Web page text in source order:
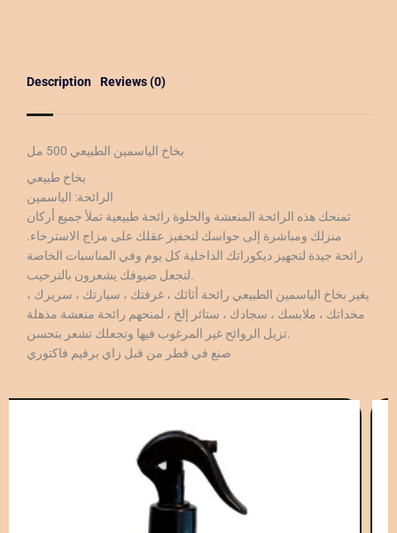
Description Reviews (0)
بخاخ الياسمين الطبيعي 500 مل
بخاخ طبيعي
الرائحة: الياسمين
تمنحك هذه الرائحة المنعشة والحلوة رائحة طبيعية تملأ جميع أركان
منزلك ومباشرة إلى حواسك لتحفيز عقلك على مزاج الاسترخاء.
رائحة جيدة لتجهيز ديكوراتك الداخلية كل يوم وفي المناسبات الخاصة
لتجعل ضيوفك يشعرون بالترحيب.
يغير بخاخ الياسمين الطبيعي رائحة أثاثك ، غرفتك ، سيارتك ، سريرك ،
مخداتك ، ملابسك ، سجادك ، ستائر إلخ ، لمنحهم رائحة منعشة مذهلة
تزيل الروائح غير المرغوب فيها وتجعلك تشعر بتحسن.
صنع في قطر من قبل زاي برفيم فاكتوري